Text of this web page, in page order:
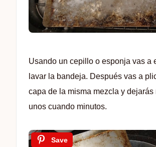
Usando un cepillo o esponja vas a
lavar la bandeja. Después vas a
capa de la misma mezcla y dejarás
unos cuando minutos.
Save